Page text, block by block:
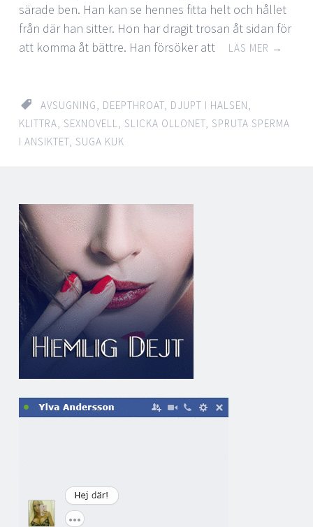
särade ben. Han kan se hennes fitta helt och hållet
från där han sitter. Hon har dragit trosan åt sidan för
att komma åt bättre. Han försöker att
LÄS MER →
AVSUGNING DEEPTHROAT DJUPT I HALSEN
KLITTRA SEXNOVELL SLICKA OLLONET SPRUTA SPERMA
I ANSIKTET SUGA KUK